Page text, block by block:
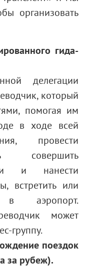
организовать
гида-
делегации
который
помогая им
в ходе всей
провести
совершить
и нанести
встретить или
в аэропорт.
может
группу.
поездок
за рубеж).